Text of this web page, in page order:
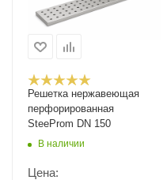
Решетка нержавеющая
перфорированная
SteeProm DN 150
В наличии
Цена: